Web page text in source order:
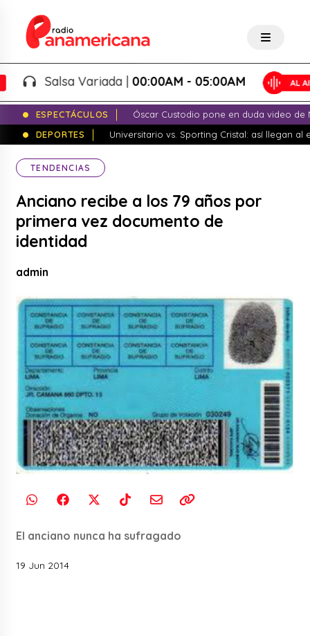
Salsa Variada |00:00AM - 05:00AM
ESPECTÁCULOS
Óscar Custodio pone en duda video de
DEPORTES
Universitario vs. Sporting Cristal: así llegan al
TENDENCIAS
Anciano recibe a los 79 años por
primera vez documento de
identidad
admin
El anciano nunca ha sufragado
19 Jun 2014